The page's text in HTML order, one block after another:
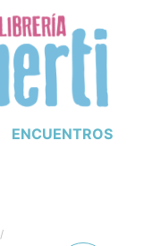
ENCUENTROS
/